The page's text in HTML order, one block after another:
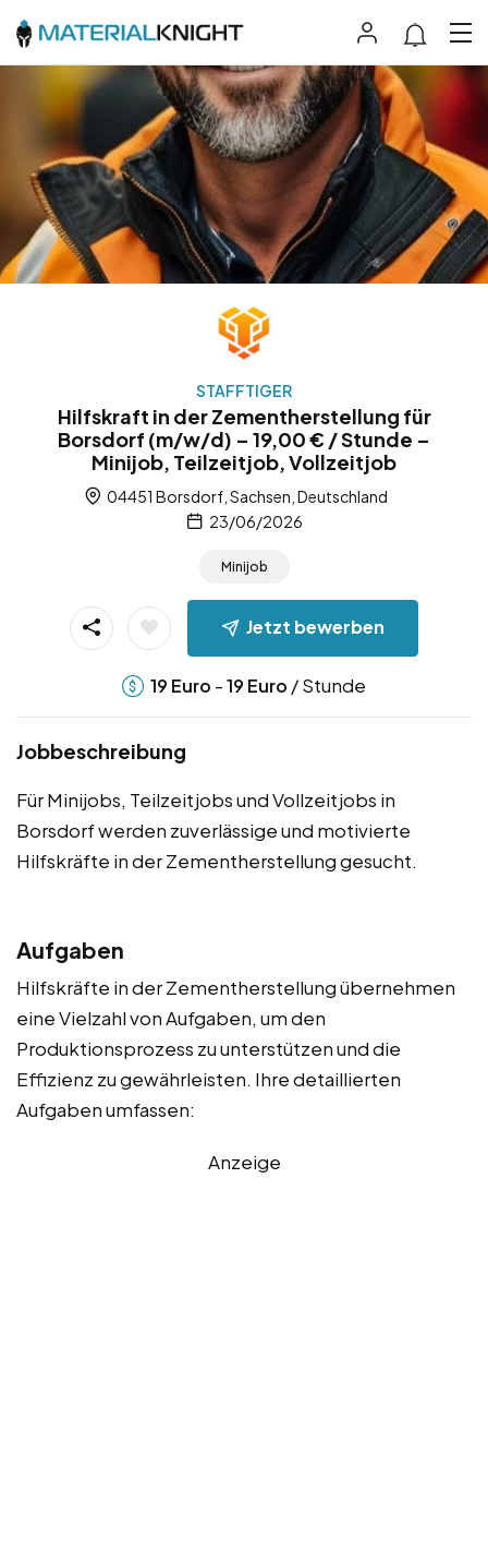
STAFFTIGER
Hilfskraft in der Zementherstellung für
Borsdorf (m/w/d) – 19,00 € / Stunde –
Minijob, Teilzeitjob, Vollzeitjob
04451 Borsdorf, Sachsen, Deutschland
23/06/2026
Minijob
Jetzt bewerben
19 Euro -19 Euro / Stunde
Jobbeschreibung
Für Minijobs, Teilzeitjobs und Vollzeitjobs in
Borsdorf werden zuverlässige und motivierte
Hilfskräfte in der Zementherstellung gesucht.
Aufgaben
Hilfskräfte in der Zementherstellung übernehmen
eine Vielzahl von Aufgaben, um den
Produktionsprozess zu unterstützen und die
Effizienz zu gewährleisten. Ihre detaillierten
Aufgaben umfassen:
Anzeige